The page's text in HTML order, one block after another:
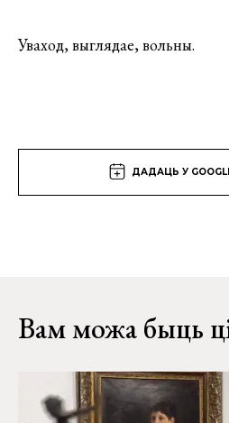
Уваход, выглядае, вольны.
ДАДАЦЬ У
Вам можа быць